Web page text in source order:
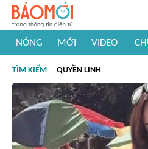
NÓNG MỚI VIDEO
#Khám phá thế giới
TÌM KIẾM QUYỀN LINH